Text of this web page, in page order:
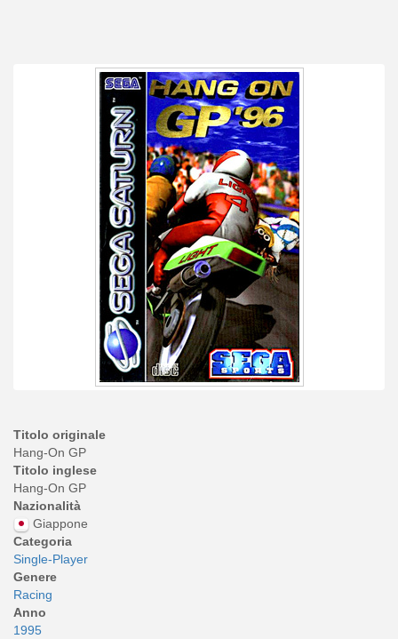
Titolo originale
Hang-On GP
Titolo inglese
Hang-On GP
Nazionalità
Giappone
Categoria
Single-Player
Genere
Racing
Anno
1995